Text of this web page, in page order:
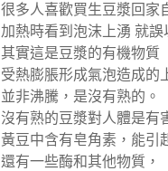
很多人喜歡買生豆漿回家
加熱時看到泡沫上湧 就誤
其實這是豆漿的有機物質
受熱膨脹形成氣泡造成的
並非沸騰，是沒有熟的。
沒有熟的豆漿對人體是有
黃豆中含有皂角素，能引
還有一些酶和其他物質，